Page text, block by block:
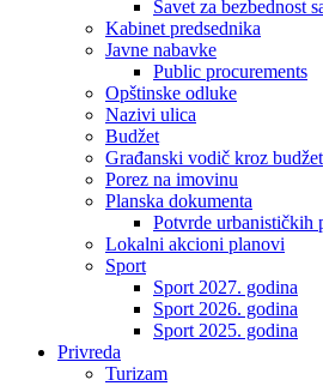
Savet za bezbednost
Kabinet predsednika
Javne nabavke
Public procurements
Opštinske odluke
Nazivi ulica
Budžet
Građanski vodič kroz budžet
Porez na imovinu
Planska dokumenta
Potvrde urbanističkih
Lokalni akcioni planovi
Sport
Sport 2027. godina
Sport 2026. godina
Sport 2025. godina
Privreda
Turizam